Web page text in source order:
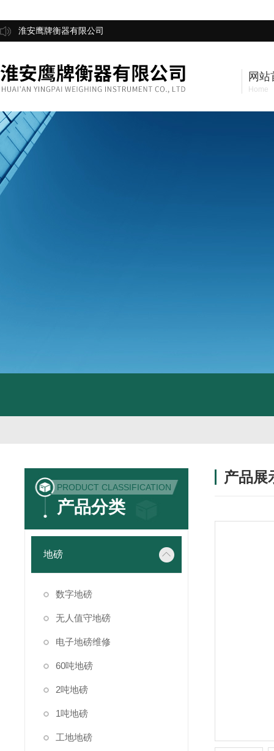
淮安鹰牌衡器有限公司
网站
Home
PRODUCT CLASSIFICATION
产品分类
地磅
数字地磅
无人值守地磅
电子地磅维修
60吨地磅
2吨地磅
1吨地磅
工地地磅
产品展